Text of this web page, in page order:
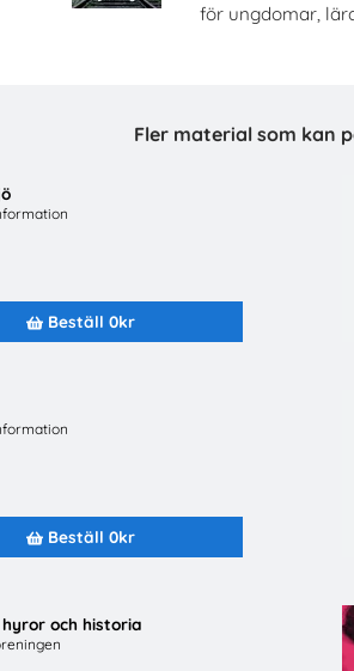
för ungdomar,
Fler material som kan
Beställ 0kr
Beställ 0kr
och historia
Lätta trycket MINI
Hej främling Sverige
Beställ 0kr